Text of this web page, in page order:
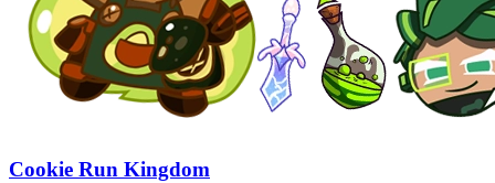
Cookie Run Kingdom